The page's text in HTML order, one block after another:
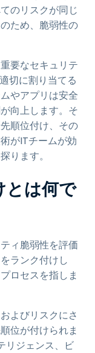
のリスクが同じ
ため、脆弱性の
要なセキュリテ
切に割り当てる
やアプリは安全
向上します。そ
順位付け、その
がITチームが効
ります。
とは何で
ィ脆弱性を評価
ランク付けし
ロセスを指しま
よびリスクにさ
位が付けられま
リジェンス、ビ